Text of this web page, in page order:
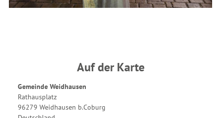
Auf der Karte
Gemeinde Weidhausen
Rathausplatz
96279 Weidhausen b.Coburg